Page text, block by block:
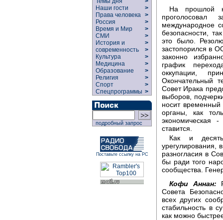
Наши гости
>
Права человека >
Россия
>
Время и Мир
>
СМИ
>
История и
современность
>
>
Культура
>
Медицина
>
Образование
>
Религия
>
Спорт
>
Спецпрограммы >
подробный запрос
Поставьте ссылку на РС
На прошлой
проголосовал
международное
безопасности,
это было.
застопорился в
законно
график
оккупации,
Окончательный
Совет Ирака
выборов,
носит временный
органы, как
экономическая
ставится.
Как и
урегулирования,
разногласия в
бы ради того
сообщества.
Кофи Аннан:
Совета
всех других
стабильность в
как можно